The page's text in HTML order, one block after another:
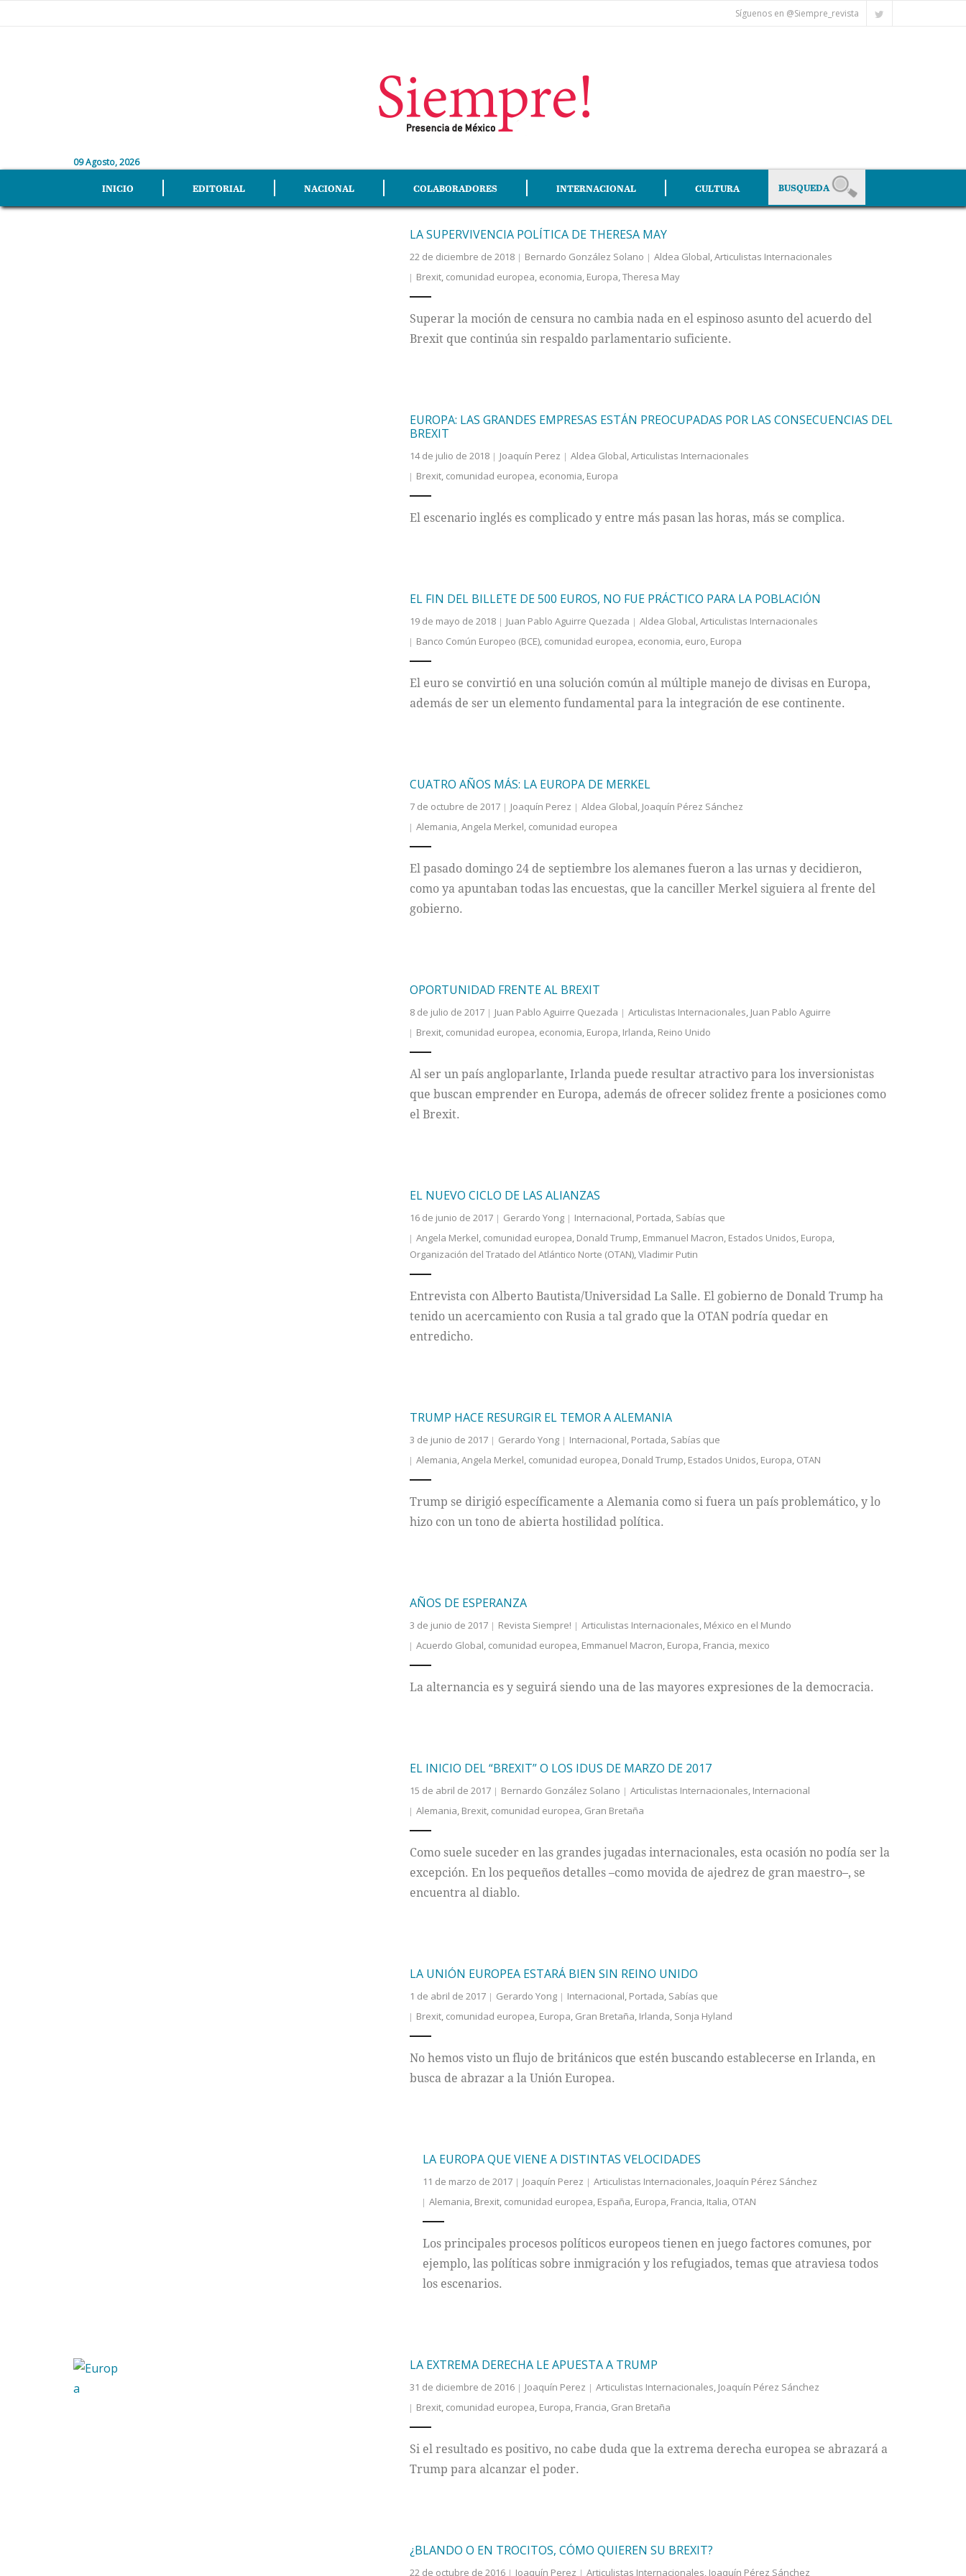
Síguenos en @Siempre_revista
09 Agosto, 2026
INICIO EDITORIAL NACIONAL COLABORADORES INTERNACIONAL CULTURA
LA SUPERVIVENCIA POLÍTICA DE THERESA MAY
22 de diciembre de 2018 Bernardo González Solano Aldea Global,Articulistas Internacionales
Brexit, comunidad europea, economia, Europa,Theresa May
Superar la moción de censura no cambia nada en el espinoso asunto del acuerdo del
Brexit que continúa sin respaldo parlamentario suficiente.
EUROPA: LAS GRANDES EMPRESAS ESTÁN PREOCUPADAS POR LAS CONSECUENCIAS DEL
BREXIT
14 de julio de 2018 Joaquín Perez Aldea Global,Articulistas Internacionales
Brexit, comunidad europea, economia, Europa
El escenario inglés es complicado y entre más pasan las horas, más se complica.
EL FIN DEL BILLETE DE 500 EUROS, NO FUE PRÁCTICO PARA LA POBLACIÓN
19 de mayo de 2018 Juan Pablo Aguirre Quezada Aldea Global,Articulistas Internacionales
Banco Común Europeo (BCE), comunidad europea, economia, euro, Europa
El euro se convirtió en una solución común al múltiple manejo de divisas en Europa,
además de ser un elemento fundamental para la integración de ese continente.
CUATRO AÑOS MÁS: LA EUROPA DE MERKEL
7 de octubre de 2017 Joaquín Perez Aldea Global, Joaquín Pérez Sánchez
Alemania,Angela Merkel, comunidad europea
El pasado domingo 24 de septiembre los alemanes fueron a las urnas y decidieron,
como ya apuntaban todas las encuestas, que la canciller Merkel siguiera al frente del
gobierno.
OPORTUNIDAD FRENTE AL BREXIT
8 de julio de 2017 Juan Pablo Aguirre Quezada Articulistas Internacionales, Juan Pablo Aguirre
Brexit, comunidad europea, economia, Europa, Irlanda, Reino Unido
Al ser un país angloparlante, Irlanda puede resultar atractivo para los inversionistas
que buscan emprender en Europa, además de ofrecer solidez frente a posiciones como
el Brexit.
EL NUEVO CICLO DE LAS ALIANZAS
16 de junio de 2017 Gerardo Yong Internacional, Portada, Sabías que
Angela Merkel, comunidad europea, Donald Trump, Emmanuel Macron, Estados Unidos, Europa,
Organización del Tratado del Atlántico Norte (OTAN),Vladimir Putin
Entrevista con Alberto Bautista/Universidad La Salle. El gobierno de Donald Trump ha
tenido un acercamiento con Rusia a tal grado que la OTAN podría quedar en
entredicho.
TRUMP HACE RESURGIR EL TEMOR A ALEMANIA
3 de junio de 2017 Gerardo Yong Internacional, Portada, Sabías que
Alemania,Angela Merkel, comunidad europea, Donald Trump, Estados Unidos, Europa, OTAN
Trump se dirigió específicamente a Alemania como si fuera un país problemático, y lo
hizo con un tono de abierta hostilidad política.
AÑOS DE ESPERANZA
3 de junio de 2017 Revista Siempre! Articulistas Internacionales, México en el Mundo
Acuerdo Global, comunidad europea, Emmanuel Macron, Europa, Francia, mexico
La alternancia es y seguirá siendo una de las mayores expresiones de la democracia.
EL INICIO DEL “BREXIT” O LOS IDUS DE MARZO DE 2017
15 de abril de 2017 Bernardo González Solano Articulistas Internacionales, Internacional
Alemania, Brexit, comunidad europea, Gran Bretaña
Como suele suceder en las grandes jugadas internacionales, esta ocasión no podía ser la
excepción. En los pequeños detalles –como movida de ajedrez de gran maestro–, se
encuentra al diablo.
LA UNIÓN EUROPEA ESTARÁ BIEN SIN REINO UNIDO
1 de abril de 2017 Gerardo Yong Internacional, Portada, Sabías que
Brexit, comunidad europea, Europa, Gran Bretaña, Irlanda, Sonja Hyland
No hemos visto un flujo de británicos que estén buscando establecerse en Irlanda, en
busca de abrazar a la Unión Europea.
LA EUROPA QUE VIENE A DISTINTAS VELOCIDADES
11 de marzo de 2017 Joaquín Perez Articulistas Internacionales, Joaquín Pérez Sánchez
Alemania, Brexit, comunidad europea, España, Europa, Francia, Italia, OTAN
Los principales procesos políticos europeos tienen en juego factores comunes, por
ejemplo, las políticas sobre inmigración y los refugiados, temas que atraviesa todos
los escenarios.
LA EXTREMA DERECHA LE APUESTA A TRUMP
31 de diciembre de 2016 Joaquín Perez Articulistas Internacionales, Joaquín Pérez Sánchez
Brexit, comunidad europea, Europa, Francia, Gran Bretaña
Si el resultado es positivo, no cabe duda que la extrema derecha europea se abrazará a
Trump para alcanzar el poder.
¿BLANDO O EN TROCITOS, CÓMO QUIEREN SU BREXIT?
22 de octubre de 2016 Joaquín Perez Articulistas Internacionales, Joaquín Pérez Sánchez